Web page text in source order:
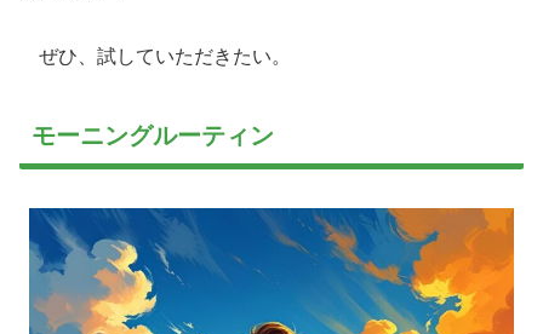
ぜひ、試していただきたい。
モーニングルーティン